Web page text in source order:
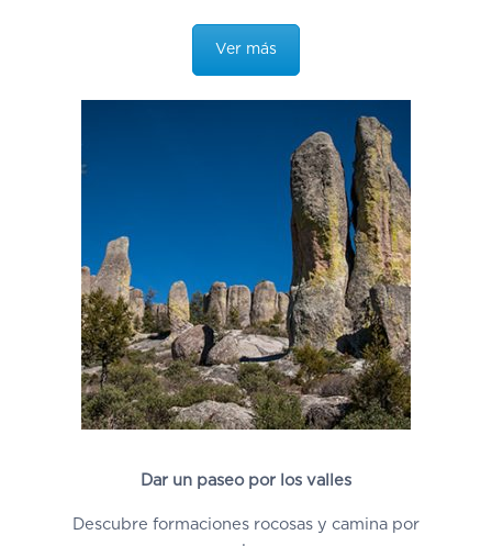
Ver más
Dar un paseo por los valles
Descubre formaciones rocosas y camina por